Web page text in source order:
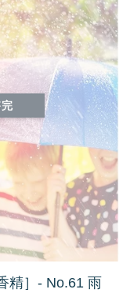
精］- No.61 雨